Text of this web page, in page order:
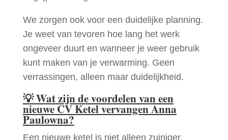
We zorgen ook voor een duidelijke planning.
Je weet van tevoren hoe lang het werk
ongeveer duurt en wanneer je weer gebruik
kunt maken van je verwarming. Geen
verrassingen, alleen maar duidelijkheid.
💡Wat zijn de voordelen van een
nieuwe CV Ketel vervangen Anna
Paulowna?
Een nieuwe ketel is niet alleen zuiniger,